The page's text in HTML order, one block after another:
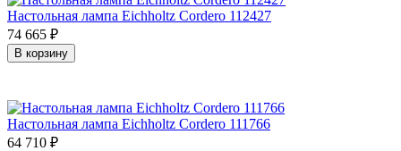
Настольная лампа Eichholtz Cordero 112427
74 665 ₽
В корзину
Настольная лампа Eichholtz Cordero 111766
64 710 ₽